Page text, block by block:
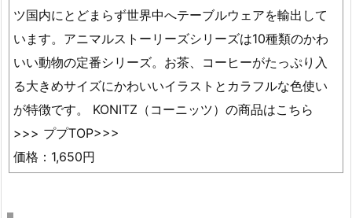
ツ国内にとどまらず世界中へテーブルウェアを輸出して
います。アニマルストーリーズシリーズは10種類のかわ
いい動物の定番シリーズ。お茶、コーヒーがたっぷり入
る大きめサイズにかわいいイラストとカラフルな色使い
が特徴です。 KONITZ（コーニッツ）の商品はこちら
>>> ププTOP>>>
価格：1,650円